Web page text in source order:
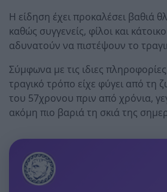
Η είδηση έχει προκαλέσει βαθιά
καθώς συγγενείς, φίλοι και
αδυνατούν να πιστέψουν το
Σύμφωνα με τις ιδιες
τραγικό τρόπο είχε φύγει από τη
του 57χρονου πριν από χρόνια,
ακόμη πιο βαριά τη σκιά της